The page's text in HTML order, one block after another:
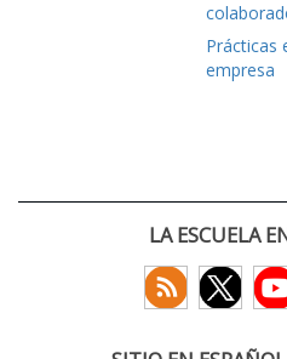
Prácticas
empresa
LA ESCUELA